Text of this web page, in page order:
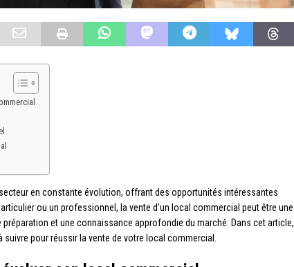
en constante évolution, offrant des opportunités intéressantes
ou un professionnel, la vente d’un local commercial peut être une
et une connaissance approfondie du marché. Dans cet article,
pour réussir la vente de votre local commercial.